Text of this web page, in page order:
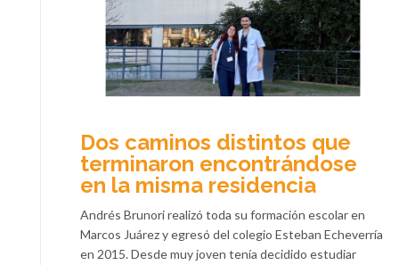
Dos caminos distintos que
terminaron encontrándose
en la misma residencia
Andrés Brunori realizó toda su formación escolar en
Marcos Juárez y egresó del colegio Esteban Echeverría
en 2015. Desde muy joven tenía decidido estudiar